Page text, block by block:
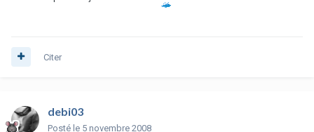
Citer
debi03
Posté le 5 novembre 2008